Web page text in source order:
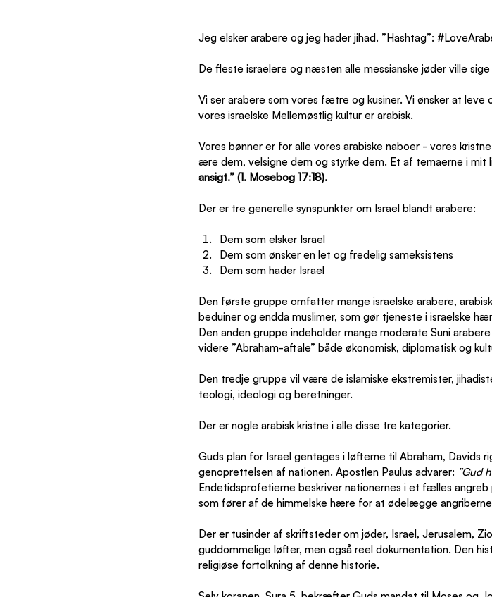
Jeg elsker arabere og jeg hader jihad. ”Hashtag”:
De fleste israelere og næsten alle messianske jøder ville
Vi ser arabere som vores fætre og kusiner. Vi ønsker at
vores israelske Mellemøstlig kultur er arabisk.
Vores bønner er for alle vores arabiske naboer - vores
ære dem, velsigne dem og styrke dem. Et af temaerne i mit
ansigt.” (1. Mosebog 17:18).
Der er tre generelle synspunkter om Israel blandt arabere:
Dem som elsker Israel
Dem som ønsker en let og fredelig sameksistens
Dem som hader Israel
Den første gruppe omfatter mange israelske arabere,
beduiner og endda muslimer, som gør tjeneste i israelske
Den anden gruppe indeholder mange moderate Suni
videre ”Abraham-aftale” både økonomisk, diplomatisk og
Den tredje gruppe vil være de islamiske ekstremister,
teologi, ideologi og beretninger.
Der er nogle arabisk kristne i alle disse tre kategorier.
Guds plan for Israel gentages i løfterne til Abraham, Davids
genoprettelsen af nationen. Apostlen Paulus advarer: ”Gud
Endetidsprofetierne beskriver nationernes i et fælles angreb
som fører af de himmelske hære for at ødelægge
Der er tusinder af skriftsteder om jøder, Israel, Jerusalem,
guddommelige løfter, men også reel dokumentation. Den
religiøse fortolkning af denne historie.